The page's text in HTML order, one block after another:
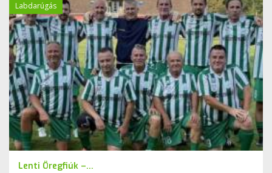
Labdarúgás
Lenti Öregfiúk –...